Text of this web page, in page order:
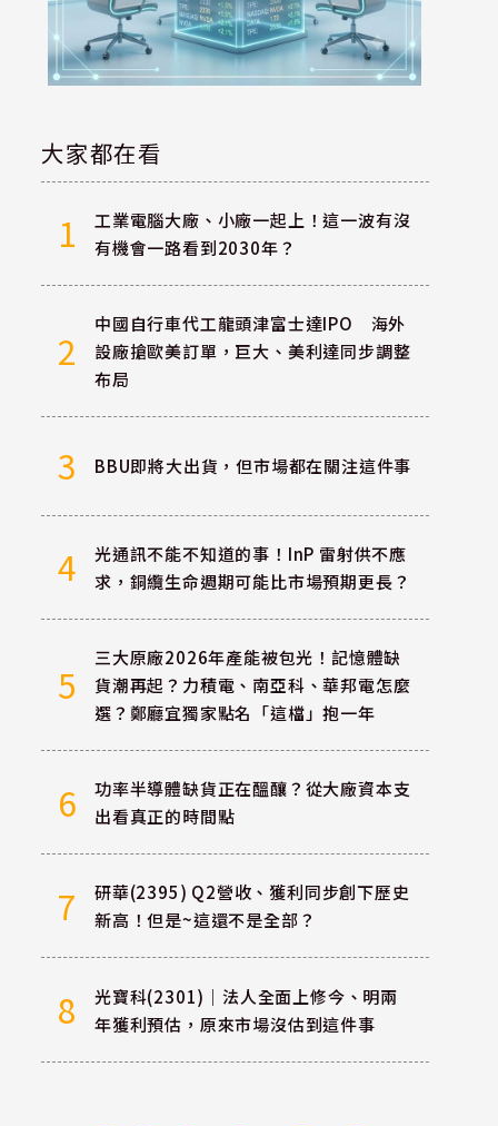
大家都在看
1
工業電腦大廠、小廠一起上！這一波有沒
有機會一路看到2030年？
2
中國自行車代工龍頭津富士達IPO 海外
設廠搶歐美訂單，巨大、美利達同步調整
布局
3 BBU即將大出貨，但市場都在關注這件事
4
光通訊不能不知道的事！InP 雷射供不應
求，銅纜生命週期可能比市場預期更長？
5
三大原廠2026年產能被包光！記憶體缺
貨潮再起？力積電、南亞科、華邦電怎麼
選？鄭廳宜獨家點名「這檔」抱一年
6
功率半導體缺貨正在醞釀？從大廠資本支
出看真正的時間點
7
研華(2395) Q2營收、獲利同步創下歷史
新高！但是~這還不是全部？
8
光寶科(2301)｜法人全面上修今、明兩
年獲利預估，原來市場沒估到這件事